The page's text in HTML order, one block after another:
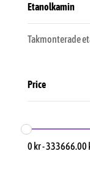
Etanolkamin
Takmonterade
Price
0 kr-333666.00